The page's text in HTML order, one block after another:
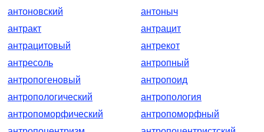
антоновский
антоныч
антракт
антрацит
антрацитовый
антрекот
антресоль
антропный
антропогеновый
антропоид
антропологический
антропология
антропоморфический
антропоморфный